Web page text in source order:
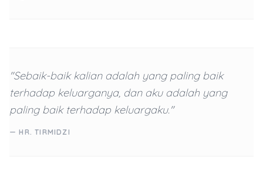
"Sebaik-baik kalian adalah yang paling baik
terhadap keluarganya, dan aku adalah yang
paling baik terhadap keluargaku."
— HR. TIRMIDZI